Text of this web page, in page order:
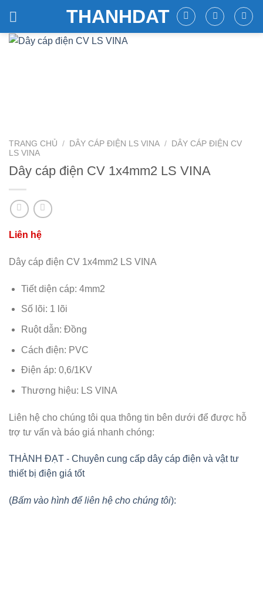
content
THANHDAT
TRANG CHỦ / DÂY CÁP ĐIỆN LS VINA /
DÂY CÁP ĐIỆN CV
LS VINA
Dây cáp điện CV 1x4mm2 LS VINA
Dây cáp điện CV 1x4mm2 LS VINA
Tiết diện cáp: 4mm2
Số lõi: 1 lõi
Ruột dẫn: Đồng
Cách điện: PVC
Điện áp: 0,6/1KV
Thương hiệu: LS VINA
Liên hệ cho chúng tôi qua thông tin bên dưới để được hỗ
trợ tư vấn và báo giá nhanh chóng:
THÀNH ĐẠT - Chuyên cung cấp dây cáp điện và vật tư
thiết bị điện giá tốt
(Bấm vào hình để liên hệ cho chúng tôi):